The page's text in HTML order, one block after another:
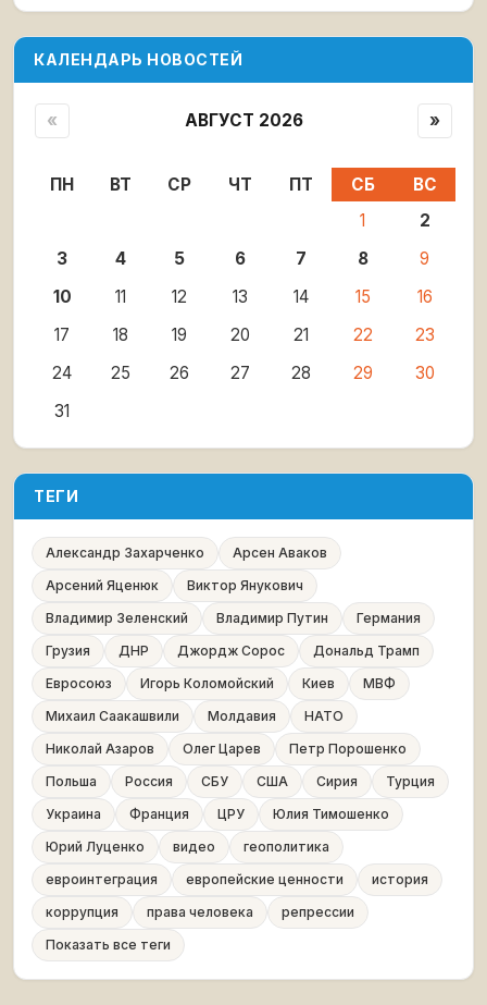
КАЛЕНДАРЬ НОВОСТЕЙ
« АВГУСТ 2026 »
ПН ВТ СР ЧТ ПТ СБ
ВС
1
2
3
4 5 6 7 8
9
10
11 12 13 14 15
16
17
18 19 20 21 22
23
24
25 26 27 28 29
30
31
ТЕГИ
Александр Захарченко
Арсен Аваков
Арсений Яценюк
Виктор Янукович
Владимир Зеленский
Владимир Путин
Германия
Грузия
ДНР Джордж Сорос
Дональд Трамп
Евросоюз
Игорь Коломойский Киев
МВФ
Михаил Саакашвили
Молдавия
НАТО
Николай Азаров
Олег Царев
Петр Порошенко
Польша
Россия СБУ США Сирия
Турция
Украина
Франция ЦРУ
Юлия Тимошенко
Юрий Луценко
видео
геополитика
евроинтеграция
европейские ценности
история
коррупция
права человека
репрессии
Показать все теги